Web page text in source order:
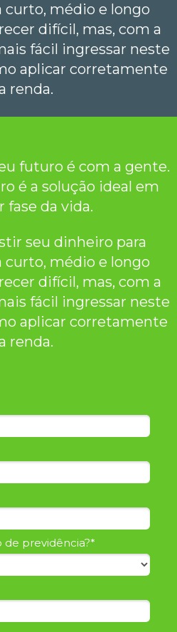
médio e longo
difícil, mas, com a
fácil ingressar neste
aplicar corretamente
renda.
futuro é com a gente.
é a solução ideal em
fase da vida.
seu dinheiro para
médio e longo
difícil, mas, com a
fácil ingressar neste
aplicar corretamente
renda.
de previdência?*